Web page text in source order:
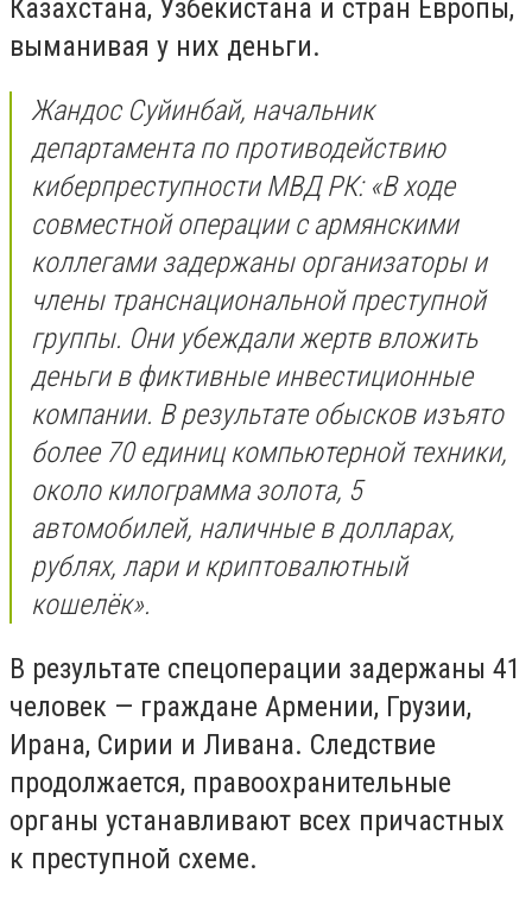
Казахстана, Узбекистана и стран Европы,
выманивая у них деньги.
Жандос Суйинбай, начальник
департамента по противодействию
киберпреступности МВД РК: «В ходе
совместной операции с армянскими
коллегами задержаны организаторы и
члены транснациональной преступной
группы. Они убеждали жертв вложить
деньги в фиктивные инвестиционные
компании. В результате обысков изъято
более 70 единиц компьютерной техники,
около килограмма золота, 5
автомобилей, наличные в долларах,
рублях, лари и криптовалютный
кошелёк».
В результате спецоперации задержаны 41
человек — граждане Армении, Грузии,
Ирана, Сирии и Ливана. Следствие
продолжается, правоохранительные
органы устанавливают всех причастных
к преступной схеме.